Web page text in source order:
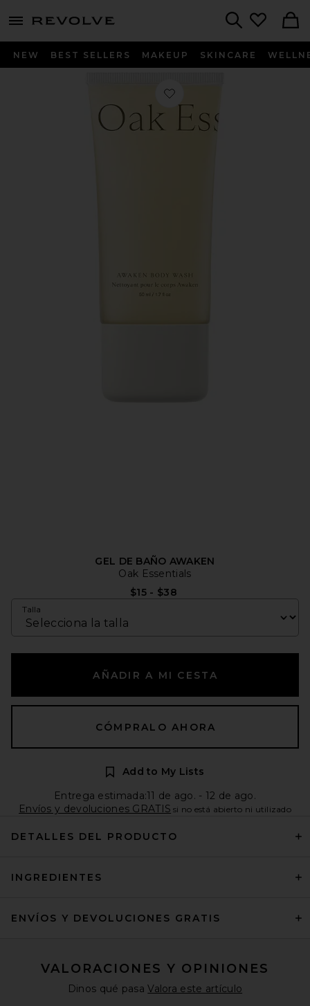
menu - shows more content
NEW BEST SELLERS MAKEUP SKINCARE
Favorito GEL DE BAÑO AWAKEN
GEL DE BAÑO AWAKEN
Oak Essentials
$15 - $38
Talla
AÑADIR A MI CESTA
CÓMPRALO AHORA
Add to My Lists
Entrega estimada:11 de ago. - 12 de ago.
Envíos y devoluciones GRATIS si no está abierto ni utilizado
DETALLES DEL PRODUCTO
INGREDIENTES
ENVÍOS Y DEVOLUCIONES GRATIS
VALORACIONES Y OPINIONES
Dinos qué pasaValora este artículo